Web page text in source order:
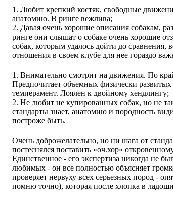
1. Любит крепкий костяк, свободные
анатомию. В ринге вежлива;
2. Давая очень хорошие описания собакам,
ринге они слышат о собаке очень хорошие
собак, которым удалось дойти до сравнения,
отношения в своем клубе для нее гораздо
1. Внимательно смотрит на движения. По
Предпочитает объемных физически
темперамент. Лоялен к двойному хендлингу;
2. Не любит не купированных собак, но не
стандарты знает, анатомию и породность
построже быть.
Очень доброжелательно, но ни шага от
постеснялся поставить «оч.хор»
Единственное - его экспертиза никогда не
любимых - он все полностью объясняет
проверяет нервуху всех серьезных пород -
помню точно), которая после хлопка в